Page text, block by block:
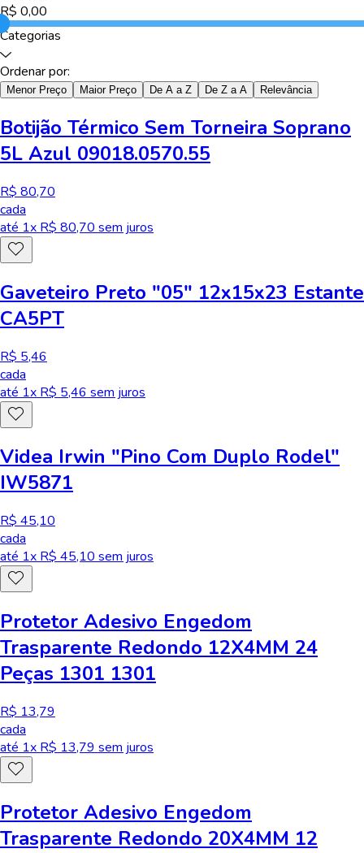
R$ 0,00
Categorias
Ordenar por:
Menor Preço Maior Preço De A a Z De Z a A Relevância
Botijão Térmico Sem Torneira Soprano
5L Azul 09018.0570.55
R$ 80,70
cada
até 1x R$ 80,70 sem juros
Gaveteiro Preto "05" 12x15x23 Estante
CA5PT
R$ 5,46
cada
até 1x R$ 5,46 sem juros
Videa Irwin "Pino Com Duplo Rodel"
IW5871
R$ 45,10
cada
até 1x R$ 45,10 sem juros
Protetor Adesivo Engedom
Trasparente Redondo 12X4MM 24
Peças 1301 1301
R$ 13,79
cada
até 1x R$ 13,79 sem juros
Protetor Adesivo Engedom
Trasparente Redondo 20X4MM 12